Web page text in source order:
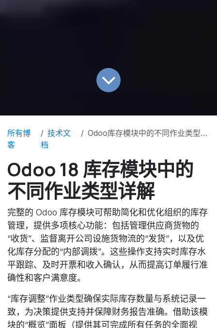
所有博
客
技术文
档
Odoo库存模块中的不同作业类型详解
Odoo 18 库存模块中的
不同作业类型详解
完整的 Odoo 库存模块可帮助简化和优化组织的库存
管理，提供多项核心功能：包括管理供应商货物的
“收货”、监督离开公司设施货物流的“发货”，以及优
化库存分配的“内部调拨”。这些操作支持实时库存水
平跟踪、及时开票和收入确认，从而提高订单履行准
确性和客户满意度。
“库存调整”作业类型确保实际库存数量与系统记录一
致，为决策提供支持并保障财务报告准确。借助该模
块的“概览”面板（提供其可完成所有任务的全面视